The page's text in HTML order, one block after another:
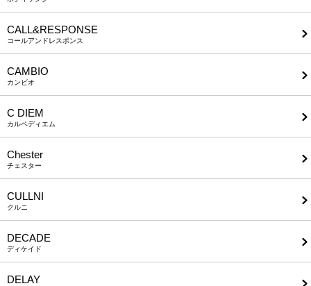
CALL&RESPONSE
コールアンドレスポンス
CAMBIO
カンビオ
C DIEM
カルペディエム
Chester
チェスター
CULLNI
クルニ
DECADE
ディケイド
DELAY